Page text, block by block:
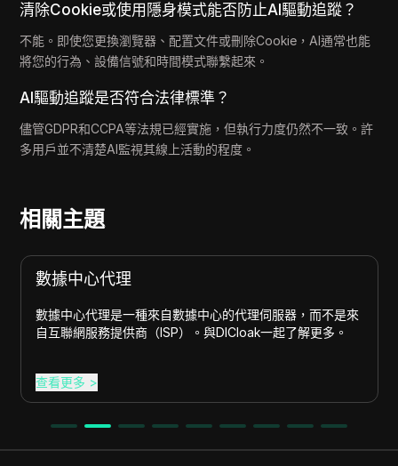
清除Cookie或使用隱身模式能否防止AI驅動追蹤？
不能。即使您更換瀏覽器、配置文件或刪除Cookie，AI通常也能
將您的行為、設備信號和時間模式聯繫起來。
AI驅動追蹤是否符合法律標準？
儘管GDPR和CCPA等法規已經實施，但執行力度仍然不一致。許
多用戶並不清楚AI監視其線上活動的程度。
相關主題
數據中心代理
數據中心代理是一種來自數據中心的代理伺服器，而不是來
自互聯網服務提供商（ISP）。與DICloak一起了解更多。
查看更多 >